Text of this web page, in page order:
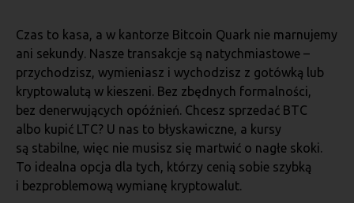
Czas to kasa, a w kantorze Bitcoin Quark nie marnujemy
ani sekundy. Nasze transakcje są natychmiastowe –
przychodzisz, wymieniasz i wychodzisz z gotówką lub
kryptowalutą w kieszeni. Bez zbędnych formalności,
bez denerwujących opóźnień. Chcesz sprzedać BTC
albo kupić LTC? U nas to błyskawiczne, a kursy
są stabilne, więc nie musisz się martwić o nagłe skoki.
To idealna opcja dla tych, którzy cenią sobie szybką
i bezproblemową wymianę kryptowalut.